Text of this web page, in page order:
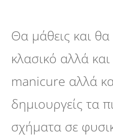
Θα μάθεις και θα
κλασικό αλλά
manicure αλλά
δημιουργείς τα
σχήματα σε